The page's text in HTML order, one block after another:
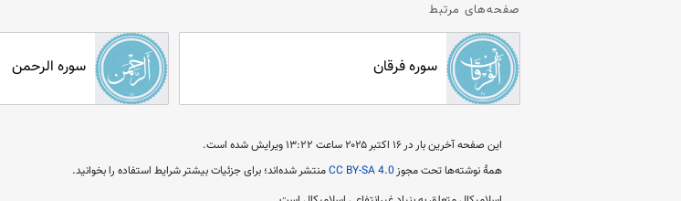
صفحه‌های مرتبط
سوره فرقان سوره الرحمن
این صفحه آخرین بار در ‏۱۶ اکتبر ۲۰۲۵ ساعت ‏۱۳:۲۲ ویرایش شده است.
همهٔ نوشته‌ها تحت مجوز CC BY-SA 4.0منتشر شده‌اند؛ برای جزئیات بیشتر شرایط استفاده را بخوانید.